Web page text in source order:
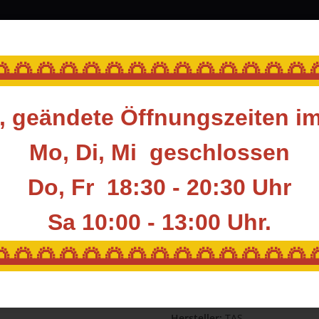
geändete Öffnungszeiten
Mo, Di, Mi geschlossen
Do, Fr 18:30 - 20:30 Uhr
Sa 10:00 - 13:00 Uhr.
TAS
GEWINDE